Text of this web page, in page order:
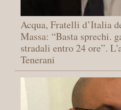
Acqua, Fratelli d’Italia
Massa: “Basta sprechi.
stradali entro 24 ore”.
Tenerani